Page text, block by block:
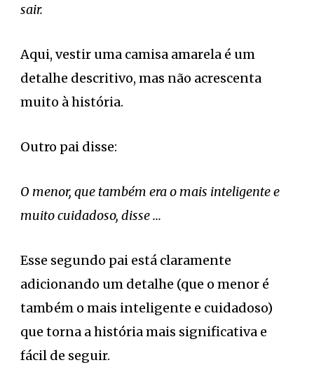
sair.
Aqui, vestir uma camisa amarela é um
detalhe descritivo, mas não acrescenta
muito à história.
Outro pai disse:
O menor, que também era o mais inteligente e
muito cuidadoso, disse ...
Esse segundo pai está claramente
adicionando um detalhe (que o menor é
também o mais inteligente e cuidadoso)
que torna a história mais significativa e
fácil de seguir.